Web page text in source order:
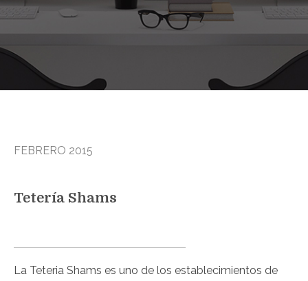
FEBRERO 2015
Tetería Shams
La Teteria Shams es uno de los establecimientos de